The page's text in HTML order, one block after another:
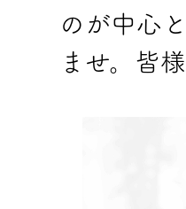
のが中心
ませ。皆